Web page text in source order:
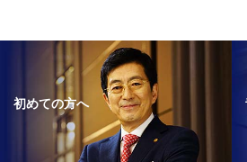
初めての方へ